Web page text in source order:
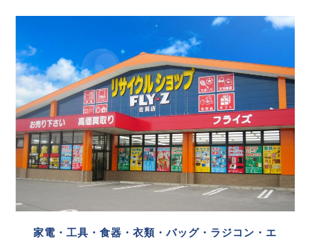
家電・工具・食器・衣類・バッグ・ラジコン・エ